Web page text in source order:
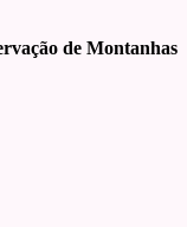
de Montanhas